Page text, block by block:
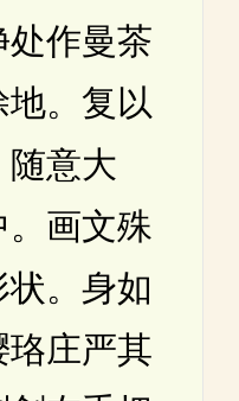
处作曼茶
。复以
随意大
画文殊
。身如
庄严其